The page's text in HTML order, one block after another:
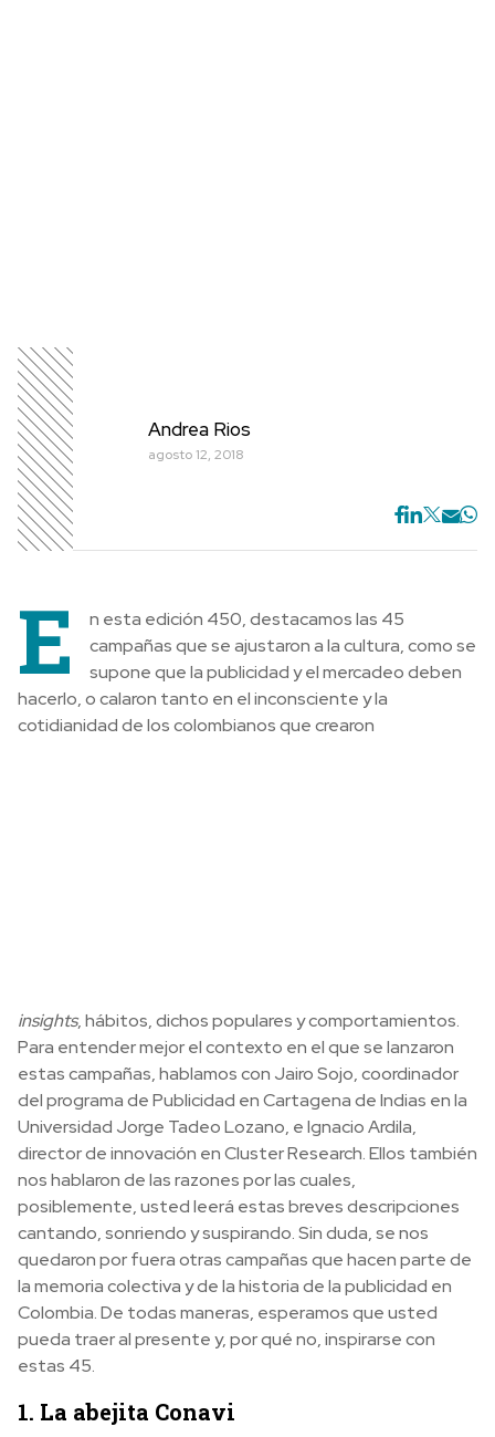
Andrea Rios
agosto 12, 2018
E
n esta edición 450, destacamos las 45
campañas que se ajustaron a la cultura, como se
supone que la publicidad y el mercadeo deben
hacerlo, o calaron tanto en el inconsciente y la
cotidianidad de los colombianos que crearon
insights, hábitos, dichos populares y comportamientos.
Para entender mejor el contexto en el que se lanzaron
estas campañas, hablamos con Jairo Sojo, coordinador
del programa de Publicidad en Cartagena de Indias en la
Universidad Jorge Tadeo Lozano, e Ignacio Ardila,
director de innovación en Cluster Research. Ellos también
nos hablaron de las razones por las cuales,
posiblemente, usted leerá estas breves descripciones
cantando, sonriendo y suspirando. Sin duda, se nos
quedaron por fuera otras campañas que hacen parte de
la memoria colectiva y de la historia de la publicidad en
Colombia. De todas maneras, esperamos que usted
pueda traer al presente y, por qué no, inspirarse con
estas 45.
1. La abejita Conavi